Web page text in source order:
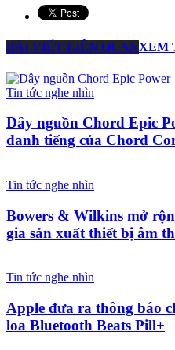
BÀI VIẾT LIÊN QUANXEM
Tin tức nghe nhìn
Dây nguồn Chord Epic
danh tiếng của Chord
Tin tức nghe nhìn
Bowers & Wilkins mở
gia sản xuất thiết bị âm
Tin tức nghe nhìn
Apple đưa ra thông báo
loa Bluetooth Beats Pill+